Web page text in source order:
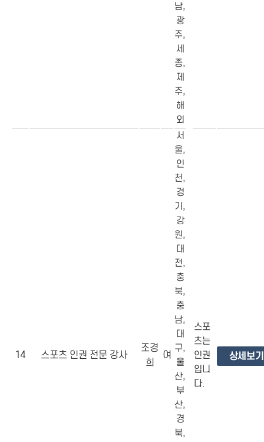
남,
광
주,
세
종,
제
주,
해
외
14 스포츠 인권 전문 강사
조경
희
여
서
울,
인
천,
경
기,
강
원,
대
전,
충
북,
충
남,
대
구,
울
산,
부
산,
경
북,
스포
츠는
인권
입니
다.
상세보기